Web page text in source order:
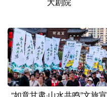
大剧院
“如意甘肃·山水共鸣”文旅宣